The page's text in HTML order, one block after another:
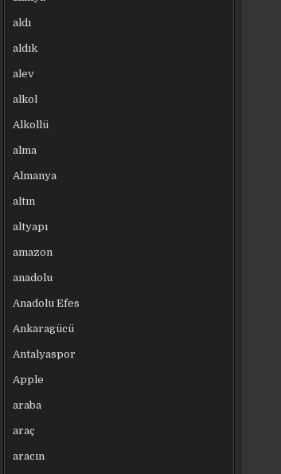
aldı
aldık
alev
alkol
Alkollü
alma
Almanya
altın
altyapı
amazon
anadolu
Anadolu Efes
Ankaragücü
Antalyaspor
Apple
araba
araç
aracın